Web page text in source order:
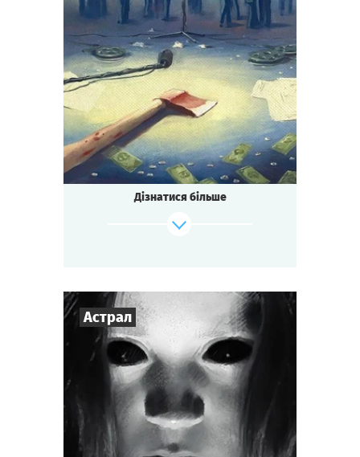
Зіграти Дивитися сценарій
Гравців 7-16
Час гри 2-3 год.
Детектив
Тип квесту Квесторія
Засніжений гірський готель.
Зйомки голлівудського блокбастеру.
Режисера знайшли мертвим.
Може ти щось бачив?Дізнатися більше
Астрал
Гравців -7
1-1,5 год.
Тематика Містика
Тип квесту Міні-квесторія